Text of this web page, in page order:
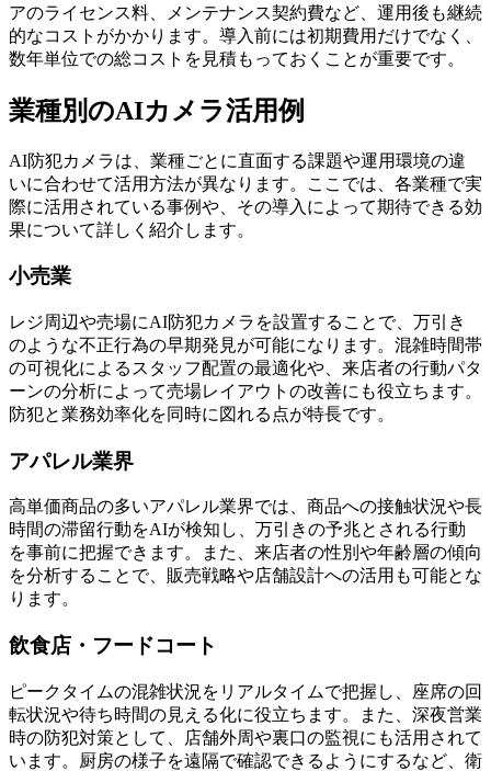
アのライセンス料、メンテナンス契約費など、運用後も継続
的なコストがかかります。導入前には初期費用だけでなく、
数年単位での総コストを見積もっておくことが重要です。
業種別のAIカメラ活用例
AI防犯カメラは、業種ごとに直面する課題や運用環境の違
いに合わせて活用方法が異なります。ここでは、各業種で実
際に活用されている事例や、その導入によって期待できる効
果について詳しく紹介します。
小売業
レジ周辺や売場にAI防犯カメラを設置することで、万引き
のような不正行為の早期発見が可能になります。混雑時間帯
の可視化によるスタッフ配置の最適化や、来店者の行動パタ
ーンの分析によって売場レイアウトの改善にも役立ちます。
防犯と業務効率化を同時に図れる点が特長です。
アパレル業界
高単価商品の多いアパレル業界では、商品への接触状況や長
時間の滞留行動をAIが検知し、万引きの予兆とされる行動
を事前に把握できます。また、来店者の性別や年齢層の傾向
を分析することで、販売戦略や店舗設計への活用も可能とな
ります。
飲食店・フードコート
ピークタイムの混雑状況をリアルタイムで把握し、座席の回
転状況や待ち時間の見える化に役立ちます。また、深夜営業
時の防犯対策として、店舗外周や裏口の監視にも活用されて
います。厨房の様子を遠隔で確認できるようにするなど、衛